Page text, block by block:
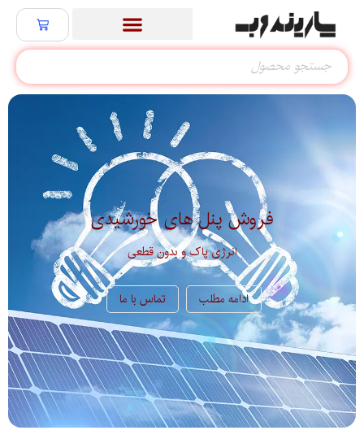
فروش پنل های خورشیدی
انرژی پاک و بدون قطعی
ادامه مطلب تماس با ما